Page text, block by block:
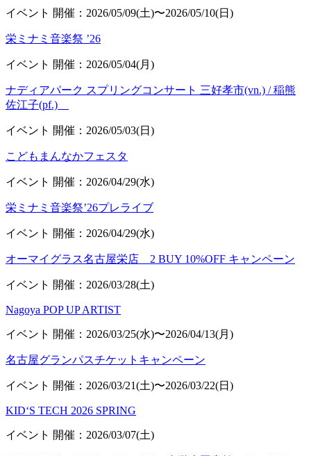
イベント 開催：2026/05/09(土)〜2026/05/10(日)
栄ミナミ音楽祭 ’26
イベント 開催：2026/05/04(月)
ナディアパーク スプリングコンサート 三好孝市(vn.) / 稲熊
佐江子(pf.)
イベント 開催：2026/05/03(日)
こどもまんなかフェスタ
イベント 開催：2026/04/29(水)
栄ミナミ音楽祭’26プレライブ
イベント 開催：2026/04/29(水)
オーマイグラス名古屋栄店 2 BUY 10%OFF キャンペーン
イベント 開催：2026/03/28(土)
Nagoya POP UP ARTIST
イベント 開催：2026/03/25(水)〜2026/04/13(月)
名古屋グランパスチケットキャンペーン
イベント 開催：2026/03/21(土)〜2026/03/22(日)
KID‘S TECH 2026 SPRING
イベント 開催：2026/03/07(土)